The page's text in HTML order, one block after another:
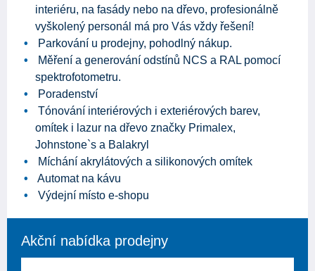
interiéru, na fasády nebo na dřevo, profesionálně
vyškolený personál má pro Vás vždy řešení!
Parkování u prodejny, pohodlný nákup.
Měření a generování odstínů NCS a RAL pomocí
spektrofotometru.
Poradenství
Tónování interiérových i exteriérových barev,
omítek i lazur na dřevo značky Primalex,
Johnstone`s a Balakryl
Míchání akrylátových a silikonových omítek
Automat na kávu
Výdejní místo e-shopu
Akční nabídka prodejny